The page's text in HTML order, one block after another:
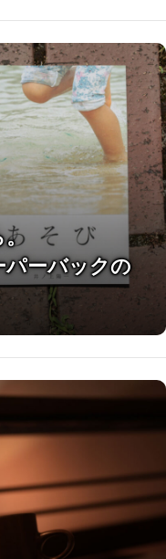
。
ーバックの